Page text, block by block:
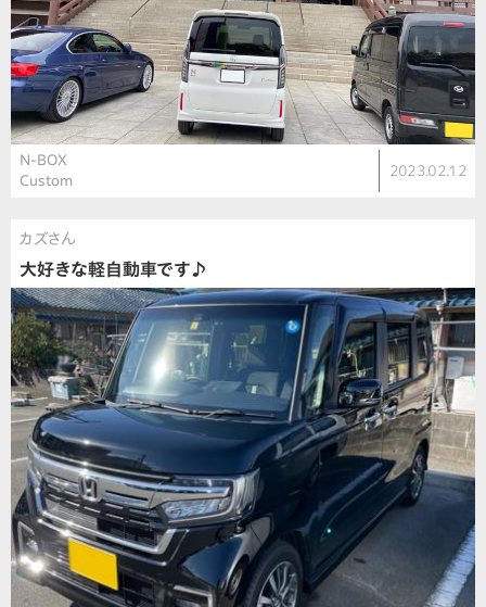
N-BOX
Custom
2023.02.12
カズさん
大好きな軽自動車です♪